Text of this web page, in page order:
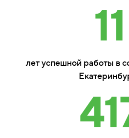
11
лет успешной работы в